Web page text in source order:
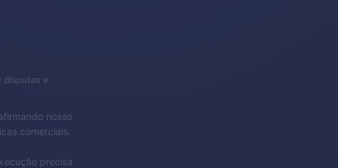
disputas e
nosso
comerciais.
precisa